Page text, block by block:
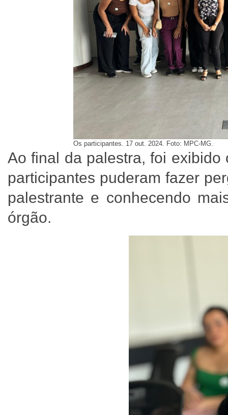
Os participantes. 17 out. 2024. Foto: MPC-MG.
Ao final da palestra, foi
participantes puderam fazer
palestrante e conhecendo
órgão.